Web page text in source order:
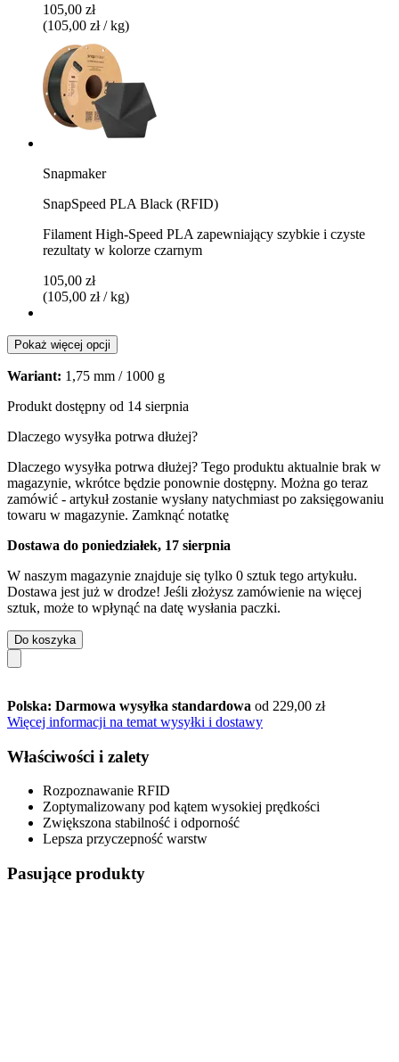
105,00 zł
(105,00 zł / kg)
Snapmaker
SnapSpeed PLA Black (RFID)
Filament High-Speed PLA zapewniający szybkie i czyste
rezultaty w kolorze czarnym
105,00 zł
(105,00 zł / kg)
Pokaż więcej opcji
Wariant: 1,75 mm / 1000 g
Produkt dostępny od 14 sierpnia
Dlaczego wysyłka potrwa dłużej?
Dlaczego wysyłka potrwa dłużej? Tego produktu aktualnie brak w
magazynie, wkrótce będzie ponownie dostępny. Można go teraz
zamówić - artykuł zostanie wysłany natychmiast po zaksięgowaniu
towaru w magazynie. Zamknąć notatkę
Dostawa do poniedziałek, 17 sierpnia
W naszym magazynie znajduje się tylko 0 sztuk tego artykułu.
Dostawa jest już w drodze! Jeśli złożysz zamówienie na więcej
sztuk, może to wpłynąć na datę wysłania paczki.
Do koszyka
Polska: Darmowa wysyłka standardowa od 229,00 zł
Więcej informacji na temat wysyłki i dostawy
Właściwości i zalety
Rozpoznawanie RFID
Zoptymalizowany pod kątem wysokiej prędkości
Zwiększona stabilność i odporność
Lepsza przyczepność warstw
Pasujące produkty